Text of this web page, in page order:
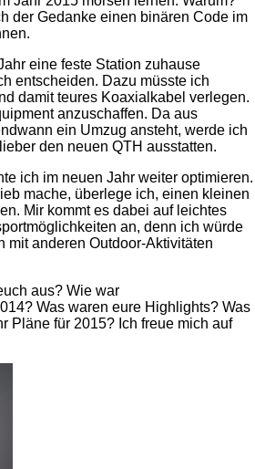
der Gedanke einen binären Code im
eine feste Station zuhause
entscheiden. Dazu müsste ich
damit teures Koaxialkabel verlegen.
anzuschaffen. Da aus
ein Umzug ansteht, werde ich
den neuen QTH ausstatten.
ich im neuen Jahr weiter optimieren.
mache, überlege ich, einen kleinen
Mir kommt es dabei auf leichtes
an, denn ich würde
mit anderen Outdoor-Aktivitäten
aus? Wie war
Was waren eure Highlights? Was
Pläne für 2015? Ich freue mich auf